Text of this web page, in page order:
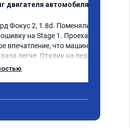
двигателя автомобиля за
Фокус 2, 1.8d. Поменяли
на Stage 1. Проехал
впечатление, что машина
легче. Отклик на педаль
при этом появилась